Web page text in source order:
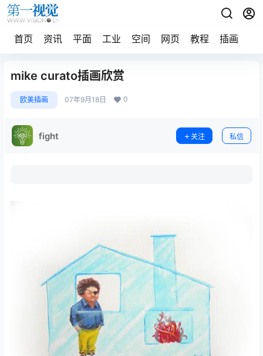
首页 资讯 平面 工业 空间 网页 教程 插画
mike curato插画欣赏
欧美插画 07年9月18日 0
fight 关注 私信